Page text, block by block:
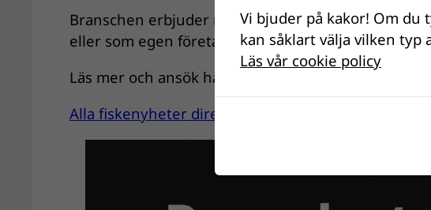
Branschen erbjuder många olika vägar efter
eller som egen företagare inom sportfiske och
Läs mer och ansök här:
YH Fiske- och Jaktguide på
Alla fiskenyheter direkt till din mail? Prenumerera
Vi bjuder på kakor! Om du
kan såklart välja vilken typ
Läs vår cookie policy